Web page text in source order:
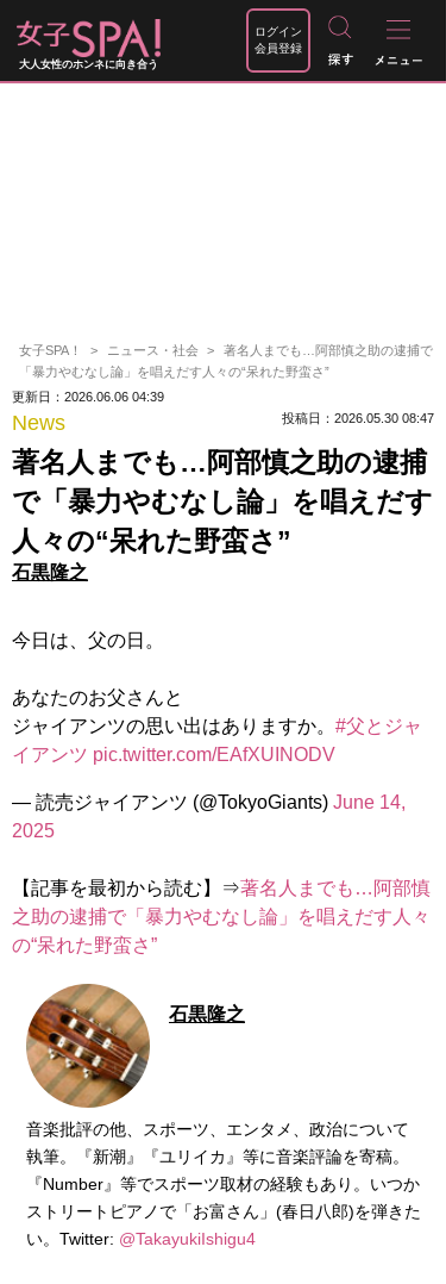
大人女性のホンネに向き合う
ログイン
会員登録
女子SPA！ ニュース・社会
著名人までも…阿部慎之助の逮捕で
「暴力やむなし論」を唱えだす人々の“呆れた野蛮さ”
更新日：2026.06.06 04:39
News 投稿日：2026.05.30 08:47
著名人までも…阿部慎之助の逮捕
で「暴力やむなし論」を唱えだす
人々の“呆れた野蛮さ”
石黒隆之
今日は、父の日。
あなたのお父さんと
ジャイアンツの思い出はありますか。 #父とジャ
イアンツ pic.twitter.com/EAfXUINODV
— 読売ジャイアンツ (@TokyoGiants) June 14,
2025
【記事を最初から読む】⇒著名人までも…阿部慎
之助の逮捕で「暴力やむなし論」を唱えだす人々
の“呆れた野蛮さ”
石黒隆之
音楽批評の他、スポーツ、エンタメ、政治について
執筆。『新潮』『ユリイカ』等に音楽評論を寄稿。
『Number』等でスポーツ取材の経験もあり。いつか
ストリートピアノで「お富さん」(春日八郎)を弾きた
い。Twitter: @TakayukiIshigu4